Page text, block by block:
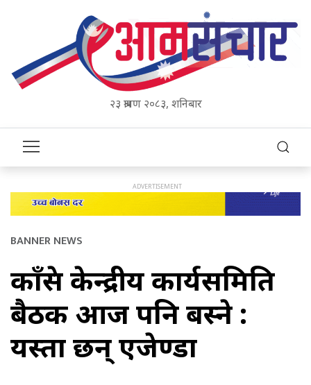
२३ श्रावण २०८३, शनिबार
BANNER NEWS
काँग्रेस केन्द्रीय कार्यसमिति
बैठक आज पनि बस्ने :
यस्ता छन् एजेण्डा